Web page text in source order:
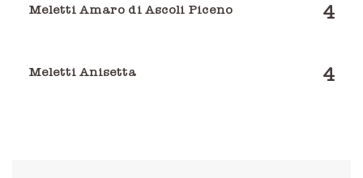
Meletti Amaro di Ascoli Piceno 4
Meletti Anisetta 4